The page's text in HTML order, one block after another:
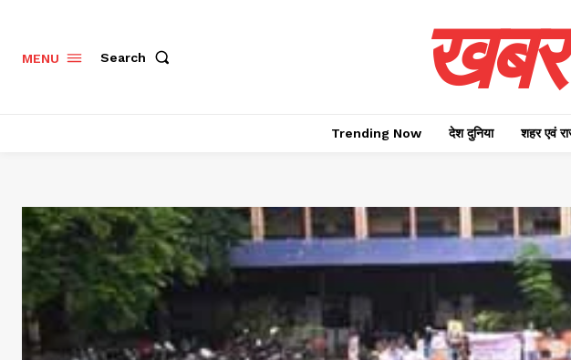
MENU Search
Trending Now देश दुनिया शहर एवं